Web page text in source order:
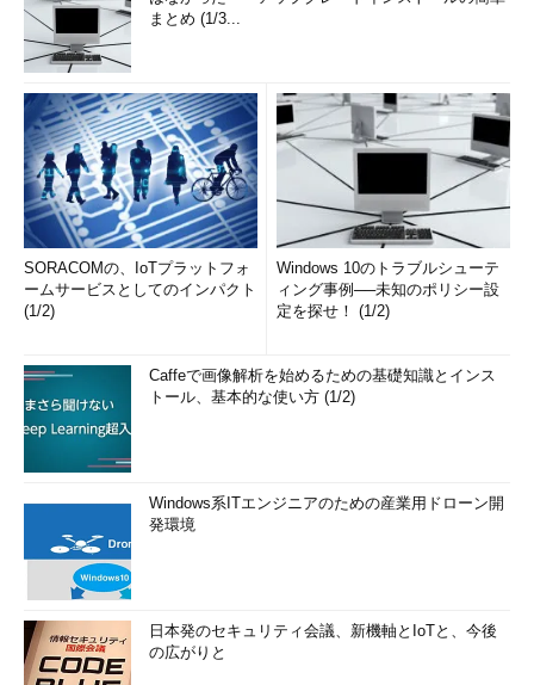
まとめ (1/3...
SORACOMの、IoTプラットフォ
ームサービスとしてのインパクト
(1/2)
Windows 10のトラブルシューテ
ィング事例──未知のポリシー設
定を探せ！ (1/2)
Caffeで画像解析を始めるための基礎知識とインス
トール、基本的な使い方 (1/2)
Windows系ITエンジニアのための産業用ドローン開
発環境
日本発のセキュリティ会議、新機軸とIoTと、今後
の広がりと